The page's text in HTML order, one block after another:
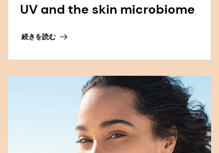
UV and the skin microbiome
続きを読む